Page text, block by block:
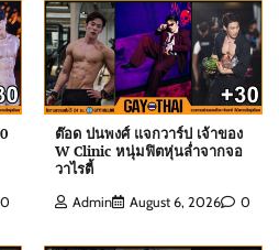
0
ต๊อด ปนพงศ์ แจกวาร์ป เจ้าของ
W Clinic หนุ่มฟิตหุ่นล่ำจากจอ
วาไรตี้
Admin August 6, 2026 0
แจกวาร์ป เจ้าของ W Clinic หนุ่มฟิตหุ่น
รตี้